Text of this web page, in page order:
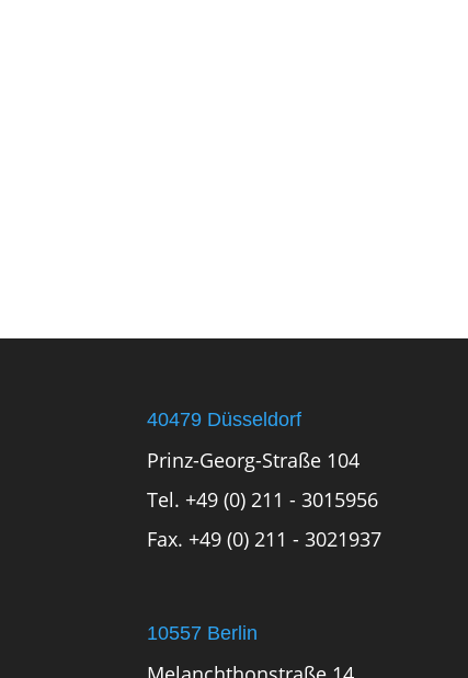
40479 Düsseldorf
Prinz-Georg-Straße 104
Tel. +49 (0) 211 - 3015956
Fax. +49 (0) 211 - 3021937
10557 Berlin